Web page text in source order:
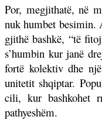
Por, megjithatë, në
nuk humbet besimin.
gjithë bashkë, “të
s’humbin kur janë
fortë kolektiv dhe
unitetit shqiptar.
cili, kur bashkohet
pathyeshëm.